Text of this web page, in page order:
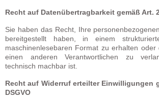
Recht auf Datenübertragbarkeit gemäß Art.
Sie haben das Recht, Ihre
bereitgestellt haben, in einem
maschinenlesebaren Format zu erhalten oder
einen anderen Verantwortlichen zu
technisch machbar ist.
Recht auf Widerruf erteilter Einwilligungen
DSGVO